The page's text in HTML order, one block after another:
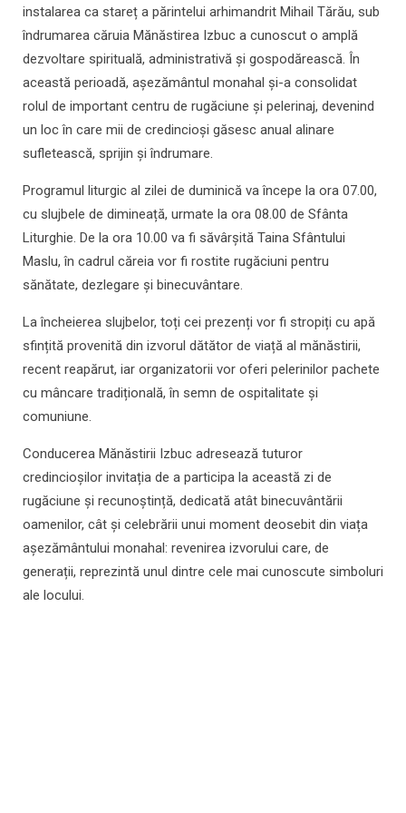
instalarea ca stareț a părintelui arhimandrit Mihail Tărău, sub
îndrumarea căruia Mănăstirea Izbuc a cunoscut o amplă
dezvoltare spirituală, administrativă și gospodărească. În
această perioadă, așezământul monahal și-a consolidat
rolul de important centru de rugăciune și pelerinaj, devenind
un loc în care mii de credincioși găsesc anual alinare
sufletească, sprijin și îndrumare.
Programul liturgic al zilei de duminică va începe la ora 07.00,
cu slujbele de dimineață, urmate la ora 08.00 de Sfânta
Liturghie. De la ora 10.00 va fi săvârșită Taina Sfântului
Maslu, în cadrul căreia vor fi rostite rugăciuni pentru
sănătate, dezlegare și binecuvântare.
La încheierea slujbelor, toți cei prezenți vor fi stropiți cu apă
sfințită provenită din izvorul dătător de viață al mănăstirii,
recent reapărut, iar organizatorii vor oferi pelerinilor pachete
cu mâncare tradițională, în semn de ospitalitate și
comuniune.
Conducerea Mănăstirii Izbuc adresează tuturor
credincioșilor invitația de a participa la această zi de
rugăciune și recunoștință, dedicată atât binecuvântării
oamenilor, cât și celebrării unui moment deosebit din viața
așezământului monahal: revenirea izvorului care, de
generații, reprezintă unul dintre cele mai cunoscute simboluri
ale locului.